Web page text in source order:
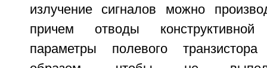
излучение сигналов можно
причем отводы
параметры полевого